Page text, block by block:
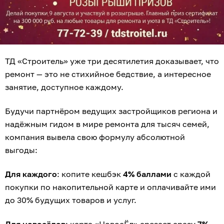
ТД «Строитель» уже три десятилетия доказывает, что
ремонт — это не стихийное бедствие, а интересное
занятие, доступное каждому.
Будучи партнёром ведущих застройщиков региона и
надёжным гидом в мире ремонта для тысяч семей,
компания вывела свою формулу абсолютной
выгоды:
Для каждого: копите кешбэк 4% баллами с каждой
покупки по накопительной карте и оплачивайте ими
до 30% будущих товаров и услуг.